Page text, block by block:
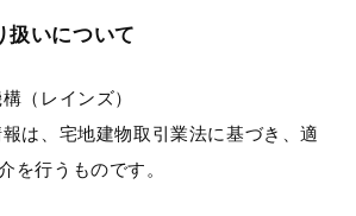
扱いについて
（レインズ）
は、宅地建物取引業法に基づき、適
を行うものです。